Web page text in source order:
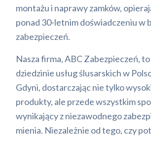
montażu i naprawy zamków,
ponad 30-letnim doświadczeniu w
zabezpieczeń.
Nasza firma, ABC Zabezpieczeń,
dziedzinie usług ślusarskich w
Gdyni, dostarczając nie tylko
produkty, ale przede wszystkim
wynikający z niezawodnego
mienia. Niezależnie od tego, czy